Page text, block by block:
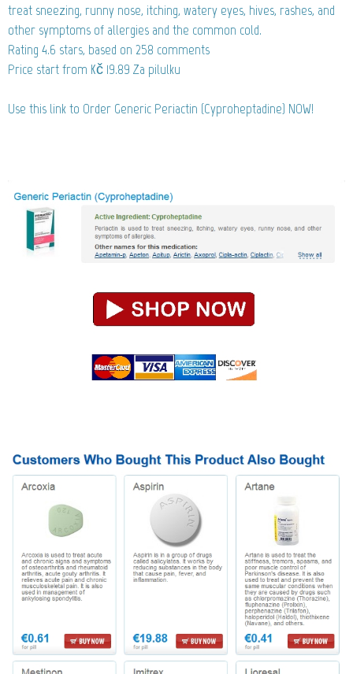
treat sneezing, runny nose, itching, watery eyes, hives, rashes, and
other symptoms of allergies and the common cold.
Rating 4.6 stars, based on 258 comments
Price start from Kč 19.89 Za pilulku
Use this link to Order Generic Periactin (Cyproheptadine) NOW!